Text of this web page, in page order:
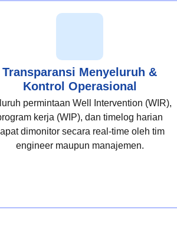
Transparansi Menyeluruh &
Kontrol Operasional
permintaan Well Intervention (WIR),
kerja (WIP), dan timelog harian
dimonitor secara real-time oleh tim
engineer maupun manajemen.